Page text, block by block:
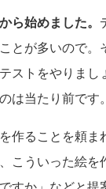
ら始めました。
とが多いので
ストをやりま
は当たり前です。
作ることを頼ま
こういった絵